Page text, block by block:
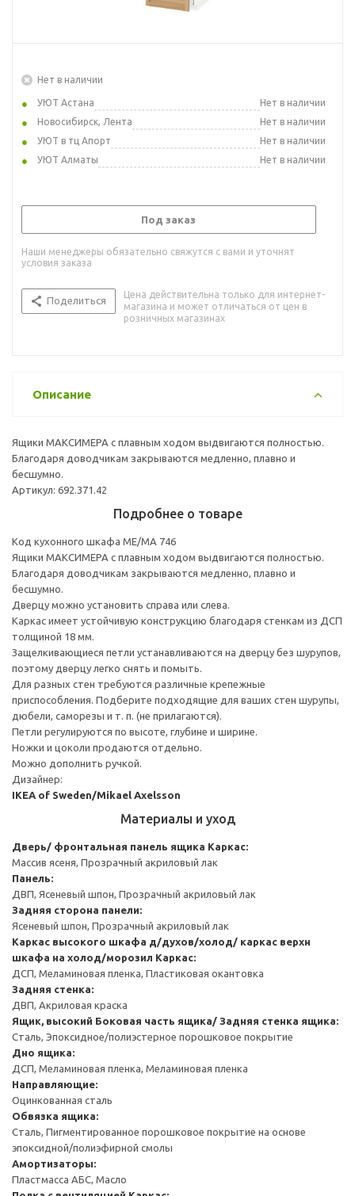
Нет в наличии
УЮТ Астана
Нет в наличии
Новосибирск, Лента
Нет в наличии
УЮТ в тц Апорт
Нет в наличии
УЮТ Алматы
Нет в наличии
Под заказ
Наши менеджеры обязательно свяжутся с вами и уточнят
условия заказа
Поделиться
Цена действительна только для интернет-
магазина и может отличаться от цен в
розничных магазинах
Описание
Ящики МАКСИМЕРА с плавным ходом выдвигаются полностью.
Благодаря доводчикам закрываются медленно, плавно и
бесшумно.
Артикул: 692.371.42
Подробнее о товаре
Код кухонного шкафа ME/MA 746
Ящики МАКСИМЕРА с плавным ходом выдвигаются полностью.
Благодаря доводчикам закрываются медленно, плавно и
бесшумно.
Дверцу можно установить справа или слева.
Каркас имеет устойчивую конструкцию благодаря стенкам из ДСП
толщиной 18 мм.
Защелкивающиеся петли устанавливаются на дверцу без шурупов,
поэтому дверцу легко снять и помыть.
Для разных стен требуются различные крепежные
приспособления. Подберите подходящие для ваших стен шурупы,
дюбели, саморезы и т. п. (не прилагаются).
Петли регулируются по высоте, глубине и ширине.
Ножки и цоколи продаются отдельно.
Можно дополнить ручкой.
Дизайнер:
IKEA of Sweden/Mikael Axelsson
Материалы и уход
Дверь/ фронтальная панель ящика Каркас:
Массив ясеня, Прозрачный акриловый лак
Панель:
ДВП, Ясеневый шпон, Прозрачный акриловый лак
Задняя сторона панели:
Ясеневый шпон, Прозрачный акриловый лак
Каркас высокого шкафа д/духов/холод/ каркас верхн
шкафа на холод/морозил Каркас:
ДСП, Меламиновая пленка, Пластиковая окантовка
Задняя стенка:
ДВП, Акриловая краска
Ящик, высокий Боковая часть ящика/ Задняя стенка ящика:
Сталь, Эпоксидное/полиэстерное порошковое покрытие
Дно ящика:
ДСП, Меламиновая пленка, Меламиновая пленка
Направляющие:
Оцинкованная сталь
Обвязка ящика:
Сталь, Пигментированное порошковое покрытие на основе
эпоксидной/полиэфирной смолы
Амортизаторы:
Пластмасса АБС, Масло